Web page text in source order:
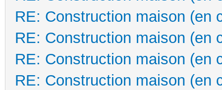
RE: Construction maison (en
RE: Construction maison (en
RE: Construction maison (en
RE: Construction maison (en